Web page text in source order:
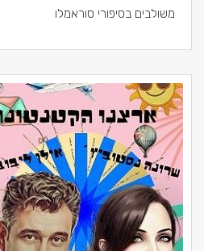
משולבים בסיפורי סוראמלו